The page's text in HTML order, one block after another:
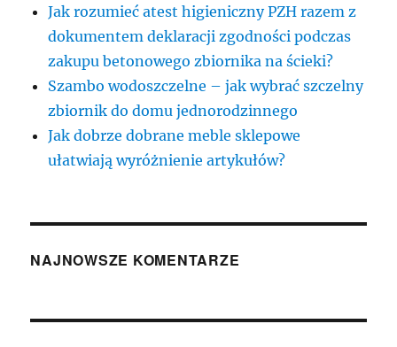
Jak rozumieć atest higieniczny PZH razem z
dokumentem deklaracji zgodności podczas
zakupu betonowego zbiornika na ścieki?
Szambo wodoszczelne – jak wybrać szczelny
zbiornik do domu jednorodzinnego
Jak dobrze dobrane meble sklepowe
ułatwiają wyróżnienie artykułów?
NAJNOWSZE KOMENTARZE